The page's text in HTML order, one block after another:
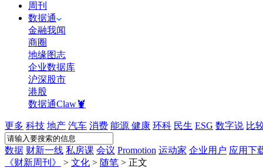
周刊
数据通
金融我闻
商圈
地缘图志
企业数据库
沪深股市
港股
数据通Claw🦞
更多 科技 地产 汽车 消费 能源 健康 环科 民生 ESG 数字说 比
数据 财新一线 私房课 会议 Promotion 运动家 企业用户 应用下
《财新周刊》
> 文化 > 随笔 > 正文